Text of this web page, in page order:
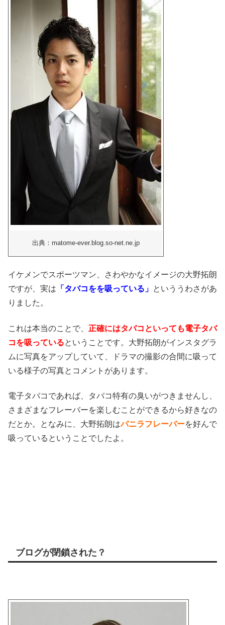
出典：matome-ever.blog.so-net.ne.jp
イケメンでスポーツマン、さわやかなイメージの大野拓朗
ですが、実は 「タバコをを吸っている」 といううわさがあ
りました。
これは本当のことで、 正確にはタバコといっても電子タバ
コを吸っているということです。 大野拓朗がインスタグラ
ムに写真をアップしていて、ドラマの撮影の合間に吸って
いる様子の写真とコメントがあります。
電子タバコであれば、タバコ特有の臭いがつきませんし、
さまざまなフレーバーを楽しむことができるから好きなの
だとか。
となみに、大野拓朗はバニラフレーバーを好んで
吸っているということでしたよ。
ブログが閉鎖された？